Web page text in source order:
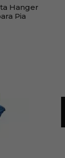
Hanger
Pia